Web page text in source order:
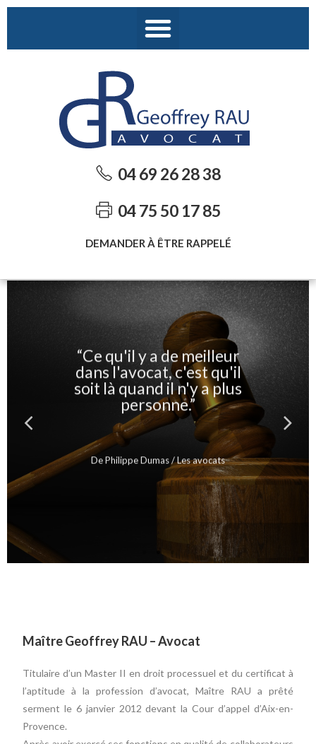
04 69 26 28 38
04 75 50 17 85
DEMANDER À ÊTRE RAPPELÉ
“Ce qu'il y a de meilleur
dans l'avocat, c'est qu'il
soit là quand il n'y a plus
personne.”
De Philippe Dumas / Les avocats
Maître Geoffrey RAU – Avocat
Titulaire d’un Master II en droit processuel et du certificat à
l’aptitude à la profession d’avocat, Maître RAU a prêté
serment le 6 janvier 2012 devant la Cour d’appel d’Aix-en-
Provence.